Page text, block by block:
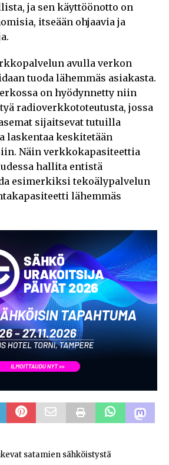
ja sen käyttöönotto on
itseään ohjaavia ja
avulla verkon
tuoda lähemmäs asiakasta.
on hyödynnetty niin
radioverkkototeutusta, jossa
sijaitsevat tutuilla
laskentaa keskitetään
Näin verkkokapasiteettia
hallita entistä
esimerkiksi tekoälypalvelun
lähemmäs
satamien sähköistystä